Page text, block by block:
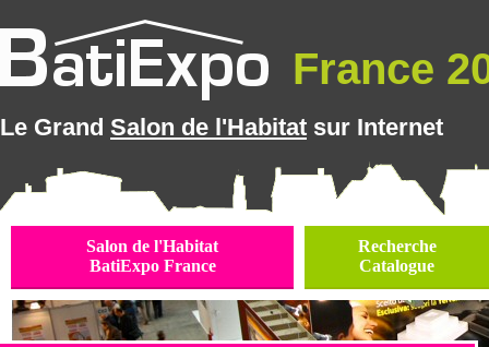
France
Le Grand Salon de l'Habitat sur Internet
Salon de l'Habitat
BatiExpo France
Recherche
Catalogue